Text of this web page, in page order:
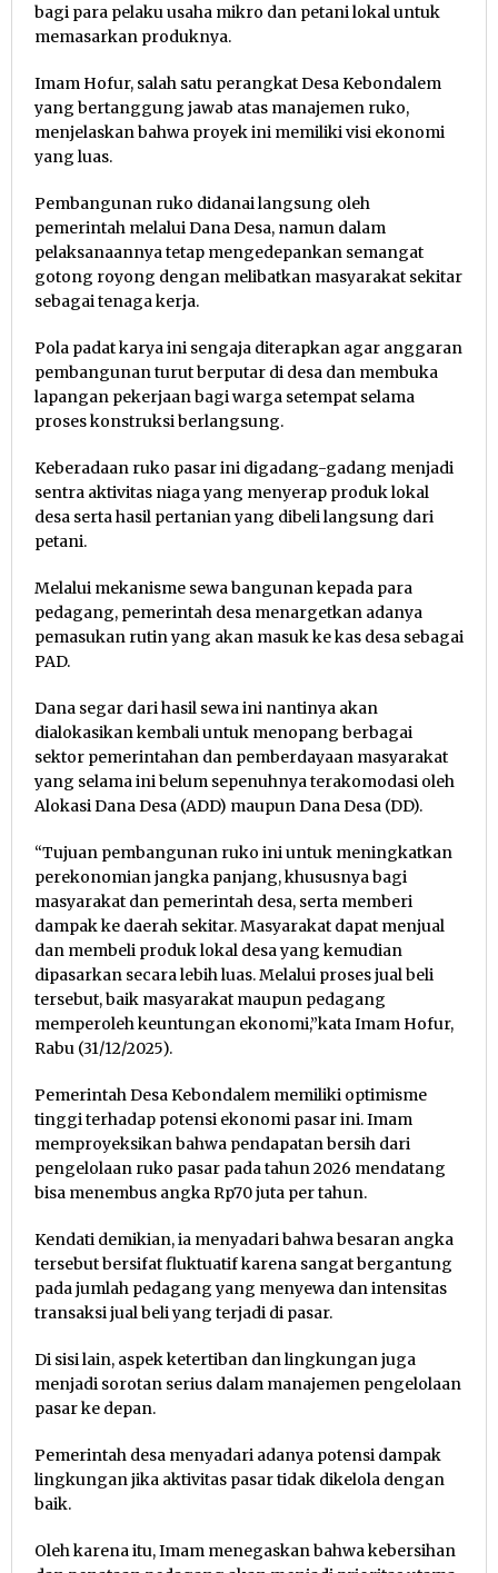
bagi para pelaku usaha mikro dan petani lokal untuk
memasarkan produknya.
Imam Hofur, salah satu perangkat Desa Kebondalem
yang bertanggung jawab atas manajemen ruko,
menjelaskan bahwa proyek ini memiliki visi ekonomi
yang luas.
Pembangunan ruko didanai langsung oleh
pemerintah melalui Dana Desa, namun dalam
pelaksanaannya tetap mengedepankan semangat
gotong royong dengan melibatkan masyarakat sekitar
sebagai tenaga kerja.
Pola padat karya ini sengaja diterapkan agar anggaran
pembangunan turut berputar di desa dan membuka
lapangan pekerjaan bagi warga setempat selama
proses konstruksi berlangsung.
Keberadaan ruko pasar ini digadang-gadang menjadi
sentra aktivitas niaga yang menyerap produk lokal
desa serta hasil pertanian yang dibeli langsung dari
petani.
Melalui mekanisme sewa bangunan kepada para
pedagang, pemerintah desa menargetkan adanya
pemasukan rutin yang akan masuk ke kas desa sebagai
PAD.
Dana segar dari hasil sewa ini nantinya akan
dialokasikan kembali untuk menopang berbagai
sektor pemerintahan dan pemberdayaan masyarakat
yang selama ini belum sepenuhnya terakomodasi oleh
Alokasi Dana Desa (ADD) maupun Dana Desa (DD).
“Tujuan pembangunan ruko ini untuk meningkatkan
perekonomian jangka panjang, khususnya bagi
masyarakat dan pemerintah desa, serta memberi
dampak ke daerah sekitar. Masyarakat dapat menjual
dan membeli produk lokal desa yang kemudian
dipasarkan secara lebih luas. Melalui proses jual beli
tersebut, baik masyarakat maupun pedagang
memperoleh keuntungan ekonomi,”kata Imam Hofur,
Rabu (31/12/2025).
Pemerintah Desa Kebondalem memiliki optimisme
tinggi terhadap potensi ekonomi pasar ini. Imam
memproyeksikan bahwa pendapatan bersih dari
pengelolaan ruko pasar pada tahun 2026 mendatang
bisa menembus angka Rp70 juta per tahun.
Kendati demikian, ia menyadari bahwa besaran angka
tersebut bersifat fluktuatif karena sangat bergantung
pada jumlah pedagang yang menyewa dan intensitas
transaksi jual beli yang terjadi di pasar.
Di sisi lain, aspek ketertiban dan lingkungan juga
menjadi sorotan serius dalam manajemen pengelolaan
pasar ke depan.
Pemerintah desa menyadari adanya potensi dampak
lingkungan jika aktivitas pasar tidak dikelola dengan
baik.
Oleh karena itu, Imam menegaskan bahwa kebersihan